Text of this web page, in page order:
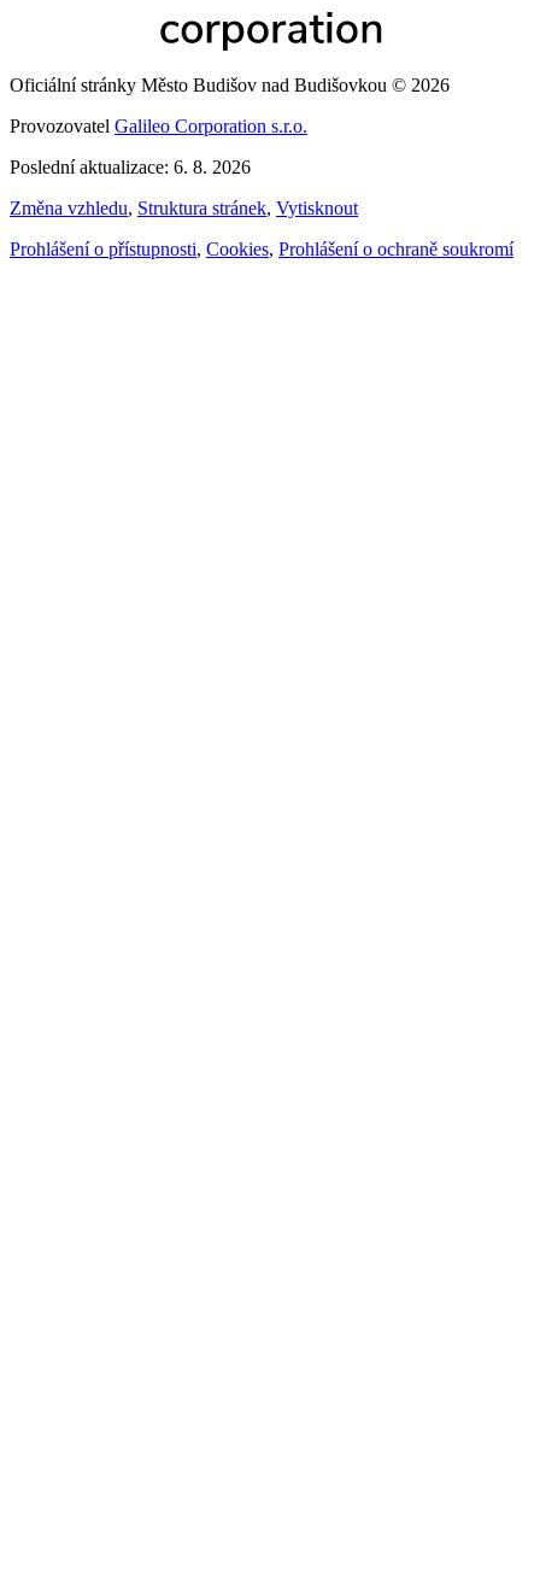
Oficiální stránky Město Budišov nad Budišovkou © 2026
Provozovatel Galileo Corporation s.r.o.
Poslední aktualizace: 6. 8. 2026
Změna vzhledu, Struktura stránek, Vytisknout
Prohlášení o přístupnosti, Cookies, Prohlášení o ochraně soukromí